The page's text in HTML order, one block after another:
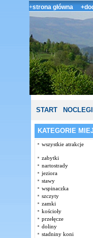
+strona główna
START NOCLEGI
KATEGORIE
wszystkie atrakcje
zabytki
nartostrady
jeziora
stawy
wspinaczka
szczyty
zamki
kościoły
przełęcze
doliny
stadniny koni